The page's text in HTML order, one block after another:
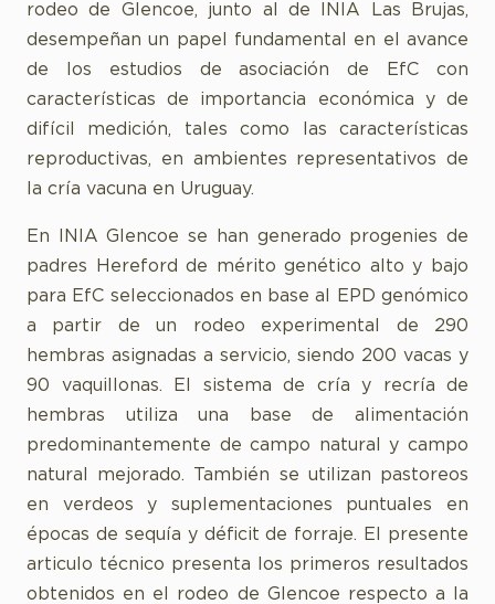
rodeo de Glencoe, junto al de INIA Las Brujas,
desempeñan un papel fundamental en el avance
de los estudios de asociación de EfC con
características de importancia económica y de
difícil medición, tales como las características
reproductivas, en ambientes representativos de
la cría vacuna en Uruguay.
En INIA Glencoe se han generado progenies de
padres Hereford de mérito genético alto y bajo
para EfC seleccionados en base al EPD genómico
a partir de un rodeo experimental de 290
hembras asignadas a servicio, siendo 200 vacas y
90 vaquillonas. El sistema de cría y recría de
hembras utiliza una base de alimentación
predominantemente de campo natural y campo
natural mejorado. También se utilizan pastoreos
en verdeos y suplementaciones puntuales en
épocas de sequía y déficit de forraje. El presente
articulo técnico presenta los primeros resultados
obtenidos en el rodeo de Glencoe respecto a la